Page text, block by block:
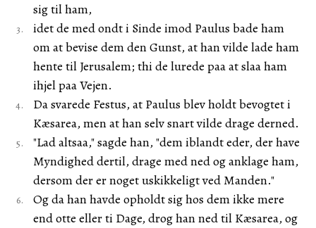
sig til ham,
idet de med ondt i Sinde imod Paulus bade ham
om at bevise dem den Gunst, at han vilde lade ham
hente til Jerusalem; thi de lurede paa at slaa ham
ihjel paa Vejen.
Da svarede Festus, at Paulus blev holdt bevogtet i
Kæsarea, men at han selv snart vilde drage derned.
"Lad altsaa," sagde han, "dem iblandt eder, der have
Myndighed dertil, drage med ned og anklage ham,
dersom der er noget uskikkeligt ved Manden."
Og da han havde opholdt sig hos dem ikke mere
end otte eller ti Dage, drog han ned til Kæsarea, og